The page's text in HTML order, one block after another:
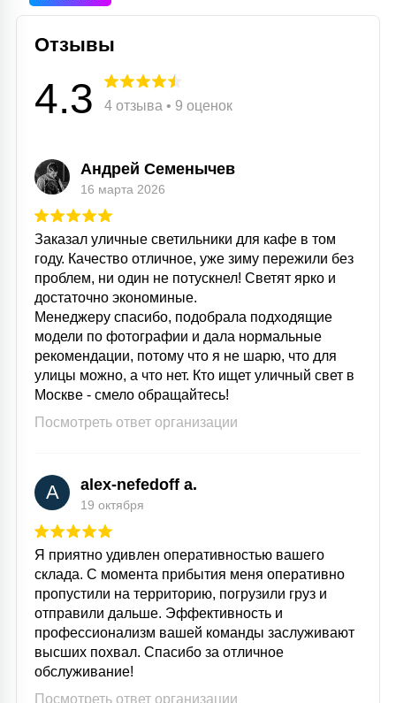
Отзывы
4.3 4 отзыва • 9 оценок
Андрей Семенычев
16 марта 2026
Заказал уличные светильники для кафе в том
году. Качество отличное, уже зиму пережили без
проблем, ни один не потускнел! Светят ярко и
достаточно экономиные.
Менеджеру спасибо, подобрала подходящие
модели по фотографии и дала нормальные
рекомендации, потому что я не шарю, что для
улицы можно, а что нет. Кто ищет уличный свет в
Москве - смело обращайтесь!
Посмотреть ответ организации
A alex-nefedoff a.
19 октября
Я приятно удивлен оперативностью вашего
склада. С момента прибытия меня оперативно
пропустили на территорию, погрузили груз и
отправили дальше. Эффективность и
профессионализм вашей команды заслуживают
высших похвал. Спасибо за отличное
обслуживание!
Посмотреть ответ организации